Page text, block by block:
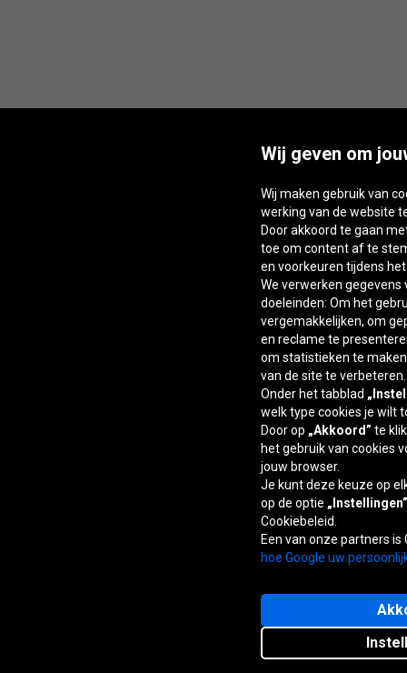
Wij geven om
Wij maken gebruik van
werking van de website
Door akkoord te gaan
toe om content af te
en voorkeuren tijdens
We verwerken gegevens
doeleinden: Om het
vergemakkelijken, om
en reclame te
om statistieken te
van de site te verbeteren.
Onder het tabblad
welk type cookies je wilt
Door op „Akkoord” te
het gebruik van cookies
jouw browser.
Je kunt deze keuze op
op de optie „Instellingen”
Cookiebeleid.
Een van onze partners is
hoe Google uw